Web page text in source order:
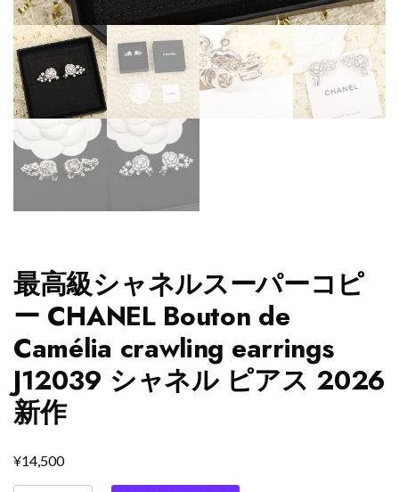
最高級シャネルスーパーコピ
ー CHANEL Bouton de
Camélia crawling earrings
J12039 シャネル ピアス 2026
新作
¥14,500